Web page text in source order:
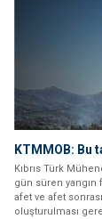
KTMMOB: Bu
Kıbrıs Türk
gün süren yangın
afet ve afet
oluşturulması